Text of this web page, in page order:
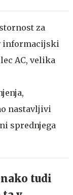
za
informacijski
AC, velika
nastavljivi
sprednjega